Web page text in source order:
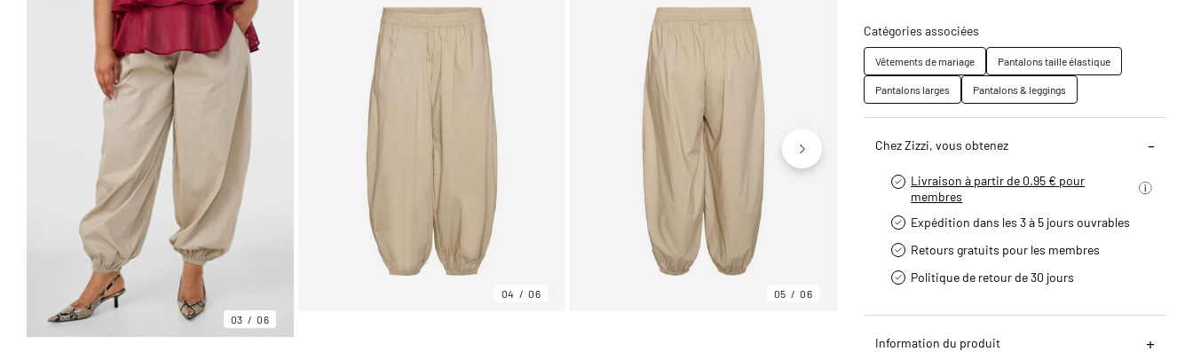
03 06
04 06 05 06
Catégories associées
Vêtements de mariage
Pantalons taille élastique
Pantalons larges
Pantalons & leggings
Chez Zizzi, vous obtenez
Livraison à partir de 0.95 € pour
membres
Expédition dans les 3 à 5 jours ouvrables
Retours gratuits pour les membres
Politique de retour de 30 jours
Information du produit